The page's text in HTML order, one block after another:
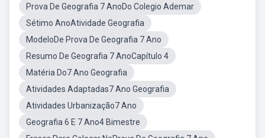
Prova De Geografia 7 AnoDo Colegio Ademar
Sétimo AnoAtividade Geografia
ModeloDe Prova De Geografia 7 Ano
Resumo De Geografia 7 AnoCapítulo 4
Matéria Do7 Ano Geografia
Atividades Adaptadas7 Ano Geografia
Atividades Urbanização7 Ano
Geografia 6 E 7 Ano4 Bimestre